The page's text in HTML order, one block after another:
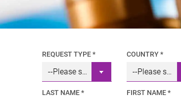
REQUEST TYPE * COUNTRY *
LAST NAME * FIRST NAME *